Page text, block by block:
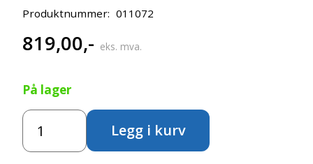
Produktnummer: 011072
819,00,- eks. mva.
På lager
Sakura
KOI
Water
Legg i kurv